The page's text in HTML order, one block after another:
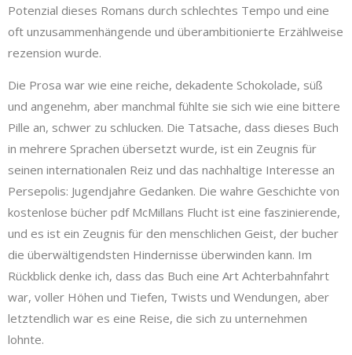
Potenzial dieses Romans durch schlechtes Tempo und eine
oft unzusammenhängende und überambitionierte Erzählweise
rezension wurde.
Die Prosa war wie eine reiche, dekadente Schokolade, süß
und angenehm, aber manchmal fühlte sie sich wie eine bittere
Pille an, schwer zu schlucken. Die Tatsache, dass dieses Buch
in mehrere Sprachen übersetzt wurde, ist ein Zeugnis für
seinen internationalen Reiz und das nachhaltige Interesse an
Persepolis: Jugendjahre Gedanken. Die wahre Geschichte von
kostenlose bücher pdf McMillans Flucht ist eine faszinierende,
und es ist ein Zeugnis für den menschlichen Geist, der bucher
die überwältigendsten Hindernisse überwinden kann. Im
Rückblick denke ich, dass das Buch eine Art Achterbahnfahrt
war, voller Höhen und Tiefen, Twists und Wendungen, aber
letztendlich war es eine Reise, die sich zu unternehmen
lohnte.